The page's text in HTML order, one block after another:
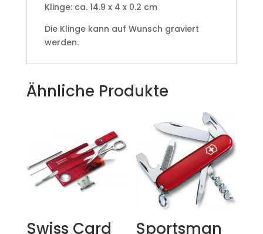
Klinge: ca. 14.9 x 4 x 0.2 cm
Die Klinge kann auf Wunsch graviert
werden.
Ähnliche Produkte
Swiss Card Sportsman